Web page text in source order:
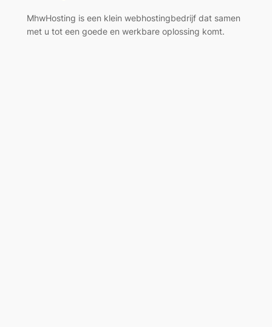
MhwHosting is een klein webhostingbedrijf dat samen
met u tot een goede en werkbare oplossing komt.